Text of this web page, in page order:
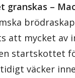
granskas –
att mycket av
startskottet
väcker